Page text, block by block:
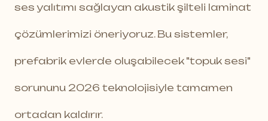
ses yalıtımı sağlayan akustik şilteli laminat
çözümlerimizi öneriyoruz. Bu sistemler,
prefabrik evlerde oluşabilecek "topuk sesi"
sorununu 2026 teknolojisiyle tamamen
ortadan kaldırır.